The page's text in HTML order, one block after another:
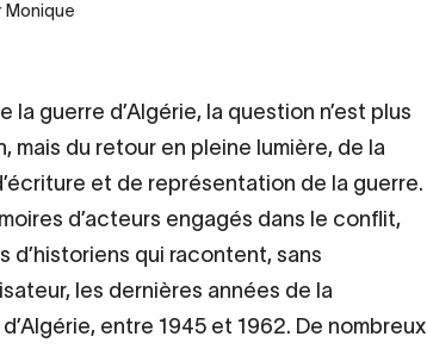
Monique
la guerre d’Algérie, la question n’est plus
mais du retour en pleine lumière, de la
et de représentation de la guerre.
d’acteurs engagés dans le conflit,
d’historiens qui racontent, sans
les dernières années de la
entre 1945 et 1962. De nombreux